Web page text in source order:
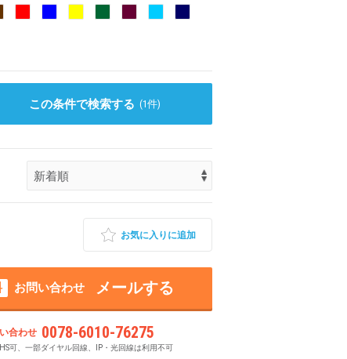
この条件で検索する (1件)
お気に入りに追加
お問い合わせ メールする
合わせ 0078-6010-76275
可、一部ダイヤル回線、IP・光回線は利用不可